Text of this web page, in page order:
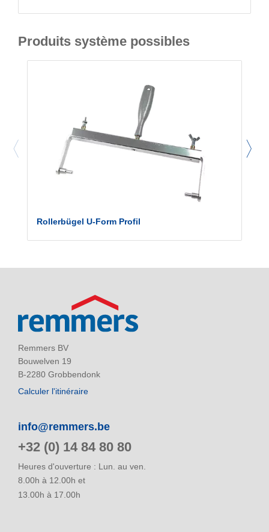
Produits système possibles
Rollerbügel U-Form Profil
Remmers BV
Bouwelven 19
B-2280 Grobbendonk
Calculer l'itinéraire
info@remmers.be
+32 (0) 14 84 80 80
Heures d'ouverture : Lun. au ven.
8.00h à 12.00h et
13.00h à 17.00h